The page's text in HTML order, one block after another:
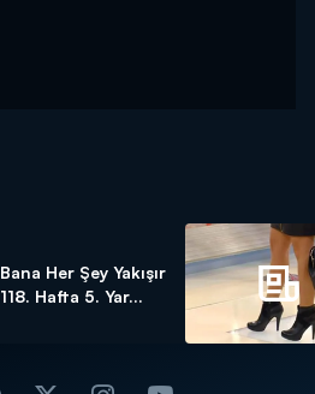
Bana Her Şey Yakışır
118. Hafta 5. Yar...